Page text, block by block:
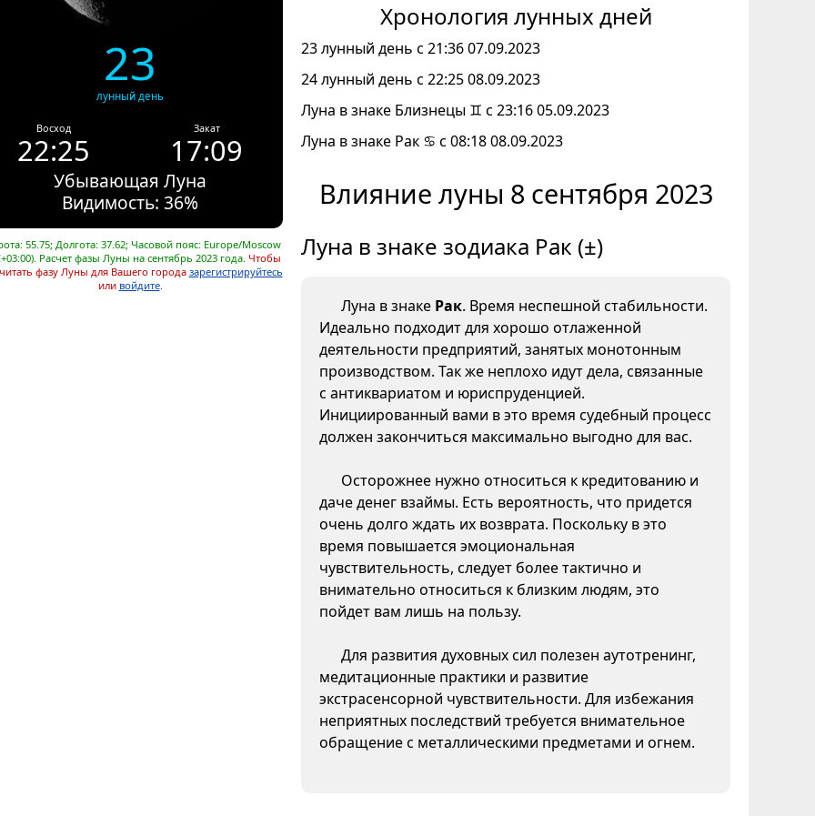
23
лунный день
Восход
22:25
Закат
17:09
Убывающая Луна
Видимость: 36%
55.75; Долгота: 37.62; Часовой пояс: Europe/Moscow
Расчет фазы Луны на сентябрь 2023 года. Чтобы
фазу Луны для Вашего города зарегистрируйтесь
или войдите.
Хронология лунных дней
23 лунный день с 21:36 07.09.2023
24 лунный день с 22:25 08.09.2023
Луна в знаке Близнецы ♊ с 23:16 05.09.2023
Луна в знаке Рак ♋ с 08:18 08.09.2023
Влияние луны 8 сентября 2023
Луна в знаке зодиака Рак (±)
Луна в знаке Рак. Время неспешной стабильности.
Идеально подходит для хорошо отлаженной
деятельности предприятий, занятых монотонным
производством. Так же неплохо идут дела, связанные
с антиквариатом и юриспруденцией.
Инициированный вами в это время судебный процесс
должен закончиться максимально выгодно для вас.
Осторожнее нужно относиться к кредитованию и
даче денег взаймы. Есть вероятность, что придется
очень долго ждать их возврата. Поскольку в это
время повышается эмоциональная
чувствительность, следует более тактично и
внимательно относиться к близким людям, это
пойдет вам лишь на пользу.
Для развития духовных сил полезен аутотренинг,
медитационные практики и развитие
экстрасенсорной чувствительности. Для избежания
неприятных последствий требуется внимательное
обращение с металлическими предметами и огнем.